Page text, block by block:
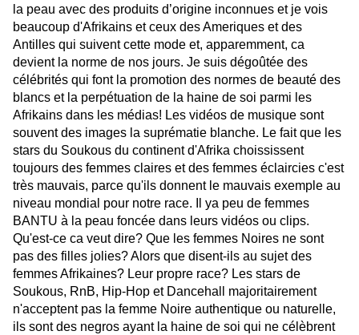
la peau avec des produits d’origine inconnues et je vois
beaucoup d'Afrikains et ceux des Ameriques et des
Antilles qui suivent cette mode et, apparemment, ca
devient la norme de nos jours. Je suis dégoûtée des
célébrités qui font la promotion des normes de beauté des
blancs et la perpétuation de la haine de soi parmi les
Afrikains dans les médias! Les vidéos de musique sont
souvent des images la suprématie blanche. Le fait que les
stars du Soukous du continent d'Afrika choississent
toujours des femmes claires et des femmes éclaircies c'est
très mauvais, parce qu'ils donnent le mauvais exemple au
niveau mondial pour notre race. Il ya peu de femmes
BANTU à la peau foncée dans leurs vidéos ou clips.
Qu'est-ce ca veut dire? Que les femmes Noires ne sont
pas des filles jolies? Alors que disent-ils au sujet des
femmes Afrikaines? Leur propre race? Les stars de
Soukous, RnB, Hip-Hop et Dancehall majoritairement
n'acceptent pas la femme Noire authentique ou naturelle,
ils sont des negros ayant la haine de soi qui ne célèbrent